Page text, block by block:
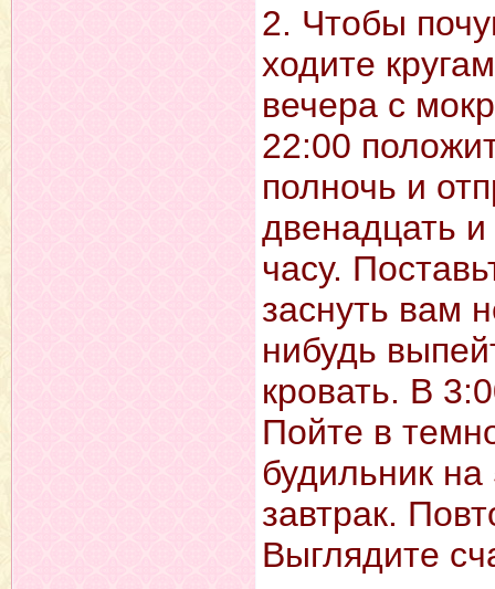
2. Чтобы
ходите
вечера с
22:00
полночь и
двенадцать
часу.
заснуть вам
нибудь
кровать. В
Пойте в
будильник на
завтрак.
Выглядите